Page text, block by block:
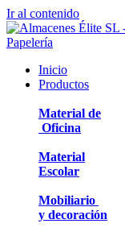
Ir al contenido
Inicio
Productos
Material de
Oficina
Material
Escolar
Mobiliario
y decoración